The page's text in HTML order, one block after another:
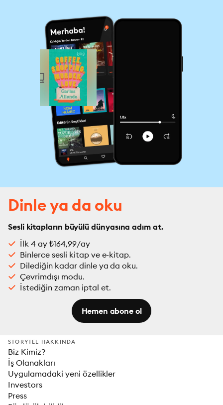
Dinle ya da oku
Sesli kitapların büyülü dünyasına adım at.
İlk 4 ay ₺164,99/ay
Binlerce sesli kitap ve e-kitap.
Dilediğin kadar dinle ya da oku.
Çevrimdışı modu.
İstediğin zaman iptal et.
Hemen abone ol
STORYTEL HAKKINDA
Biz Kimiz?
İş Olanakları
Uygulamadaki yeni özellikler
Investors
Press